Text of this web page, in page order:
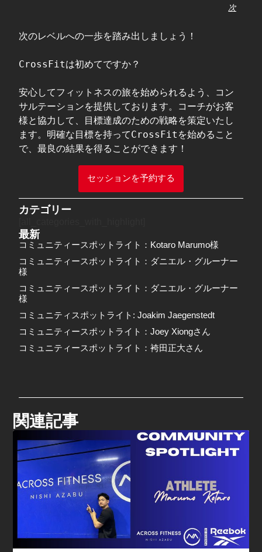
次
次のレベルへの一歩を踏み出しましょう！
CrossFitは初めてですか？
安心してフィットネスの旅を始められるよう、コン
サルテーションを提供しております。コーチがお客
様と協力して、目標達成のための戦略を策定いたし
ます。明確な目標を持ってCrossFitを始めること
で、最良の結果を得ることができます！
セッションを予約する
カテゴリー
最新
コミュニティースポットライト：Kotaro Marumo様
コミュニティースポットライト：ダニエル・グルーナー
様
コミュニティースポットライト：ダニエル・グルーナー
様
コミュニティスポットライト: Joakim Jaegenstedt
コミュニティースポットライト：Joey Xiongさん
コミュニティースポットライト：袴田正大さん
関連記事